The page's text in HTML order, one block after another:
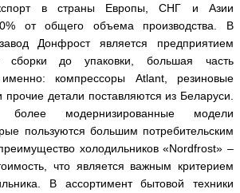
в страны Европы, СНГ и Азии
от общего объема производства. В
Донфрост является предприятием
сборки до упаковки, большая часть
компрессоры Atlant, резиновые
прочие детали поставляются из Беларуси.
более модернизированные модели
пользуются большим потребительским
холодильников «Nordfrost» –
что является важным критерием
В ассортимент бытовой техники